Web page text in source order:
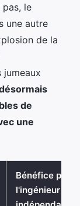
le
une autre
de la
de
une
Bénéfice pour
l'ingénieur